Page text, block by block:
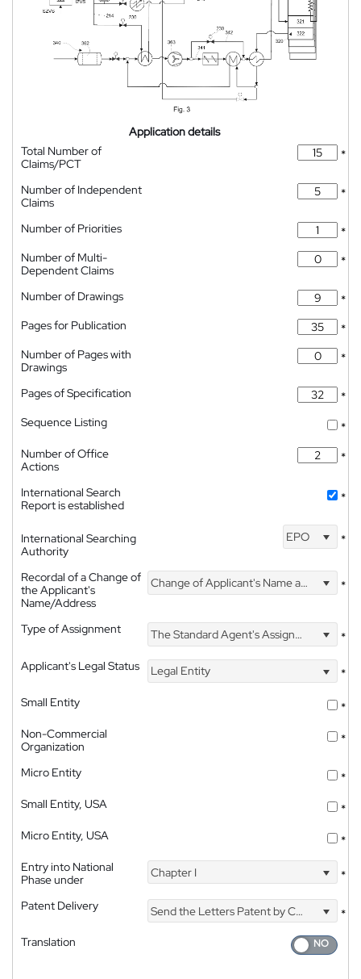
Application details
Total Number of
Claims/PCT
*
Number of Independent
Claims
*
Number of Priorities
*
Number of Multi-
Dependent Claims
*
Number of Drawings
*
Pages for Publication
*
Number of Pages with
Drawings
*
Pages of Specification
*
Sequence Listing
*
Number of Office
Actions
*
International Search
Report is established
*
International Searching
Authority
EPO *
Recordal of a Change of
the Applicant's
Name/Address
Change of Applicant's Name and Address *
Type of Assignment The Standard Agent's Assignment
*
Applicant's Legal Status
Legal Entity
*
Small Entity
*
Non-Commercial
Organization
*
Micro Entity
*
Small Entity, USA
*
Micro Entity, USA
*
Entry into National
Phase under
Chapter I *
Patent Delivery Send the Letters Patent by Courier
*
Translation